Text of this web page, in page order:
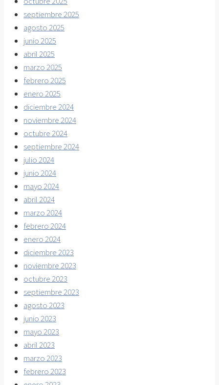
septiembre 2025
agosto 2025
junio 2025
abril 2025
marzo 2025
febrero 2025
enero 2025
diciembre 2024
noviembre 2024
octubre 2024
septiembre 2024
julio 2024
junio 2024
mayo 2024
abril 2024
marzo 2024
febrero 2024
enero 2024
diciembre 2023
noviembre 2023
octubre 2023
septiembre 2023
agosto 2023
junio 2023
mayo 2023
abril 2023
marzo 2023
febrero 2023